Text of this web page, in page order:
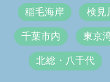
稲毛海岸 検見
千葉市内 東京
北総・八千代